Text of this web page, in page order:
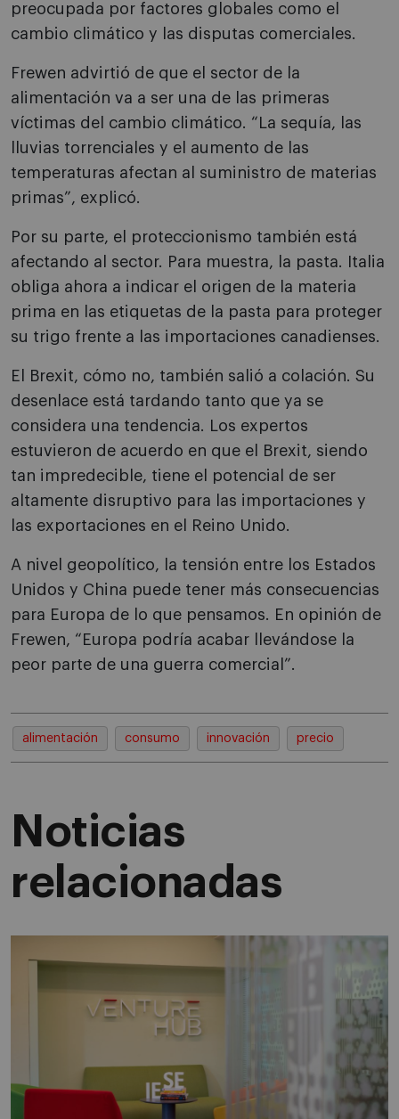
preocupada por factores globales como el
cambio climático y las disputas comerciales.
Frewen advirtió de que el sector de la
alimentación va a ser una de las primeras
víctimas del cambio climático. “La sequía, las
lluvias torrenciales y el aumento de las
temperaturas afectan al suministro de materias
primas”, explicó.
Por su parte, el proteccionismo también está
afectando al sector. Para muestra, la pasta. Italia
obliga ahora a indicar el origen de la materia
prima en las etiquetas de la pasta para proteger
su trigo frente a las importaciones canadienses.
El Brexit, cómo no, también salió a colación. Su
desenlace está tardando tanto que ya se
considera una tendencia. Los expertos
estuvieron de acuerdo en que el Brexit, siendo
tan impredecible, tiene el potencial de ser
altamente disruptivo para las importaciones y
las exportaciones en el Reino Unido.
A nivel geopolítico, la tensión entre los Estados
Unidos y China puede tener más consecuencias
para Europa de lo que pensamos. En opinión de
Frewen, “Europa podría acabar llevándose la
peor parte de una guerra comercial”.
alimentación consumo innovación precio
Noticias
relacionadas